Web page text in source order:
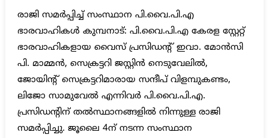
രാജി സമർപ്പിച്ച് സംസ്ഥാന പി.വൈ.പി.എ
ഭാരവാഹികൾ കുമ്പനാട്: പി.വൈ.പി.എ കേരള സ്റ്റേറ്റ്
ഭാരവാഹികളായ വൈസ് പ്രസിഡന്റ് ഇവാ. മോൻസി
പി. മാമ്മൻ, സെക്രട്ടറി ജസ്റ്റിൻ നെടുവേലിൽ,
ജോയിന്റ് സെക്രട്ടറിമാരായ സന്ദീപ് വിളമ്പുകണ്ടം,
ലിജോ സാമുവേൽ എന്നിവർ പി.വൈ.പി.എ.
പ്രസിഡന്റിന് തൽസ്ഥാനങ്ങളിൽ നിന്നുള്ള രാജി
സമർപ്പിച്ചു. ജൂലൈ 4ന് നടന്ന സംസ്ഥാന